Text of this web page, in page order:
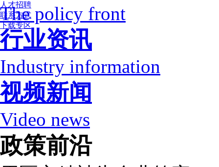
人才招聘
联系方式
下载专区
The policy front
行业资讯
Industry information
视频新闻
Video news
政策前沿